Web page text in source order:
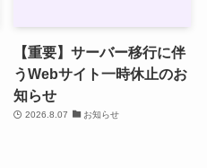
【重要】サーバー移行に伴
うWebサイト一時休止のお
知らせ
2026.8.07 お知らせ